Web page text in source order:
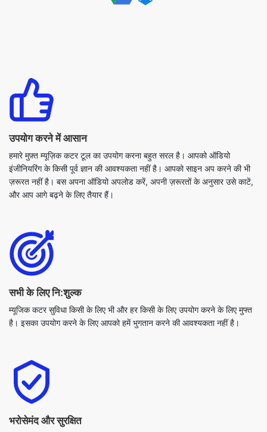
उपयोग करने में आसान
हमारे मुफ़्त म्यूज़िक कटर टूल का उपयोग करना बहुत सरल है। आपको ऑडियो
इंजीनियरिंग के किसी पूर्व ज्ञान की आवश्यकता नहीं है। आपको साइन अप करने की भी
और आप आगे बढ़ने के लिए तैयार हैं।
सभी के लिए नि:शुल्क
म्यूजिक कटर सुविधा किसी के लिए भी और हर किसी के लिए उपयोग करने के लिए मुफ्त
है। इसका उपयोग करने के लिए आपको हमें भुगतान करने की आवश्यकता नहीं है।
भरोसेमंद और सुरक्षित
आपके काम पूरा करने के तुरंत बाद आपके सभी डेटा और फ़ाइलें हटा दी जाती हैं। हमारा
ऑनलाइन मुफ़्त म्यूज़िक कटर यूज़र के किसी भी डेटा को सेव नहीं करता है। इसलिए यह